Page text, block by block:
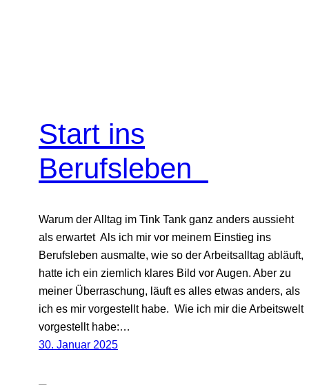
Start ins
Berufsleben
Warum der Alltag im Tink Tank ganz anders aussieht
als erwartet Als ich mir vor meinem Einstieg ins
Berufsleben ausmalte, wie so der Arbeitsalltag abläuft,
hatte ich ein ziemlich klares Bild vor Augen. Aber zu
meiner Überraschung, läuft es alles etwas anders, als
ich es mir vorgestellt habe. Wie ich mir die Arbeitswelt
vorgestellt habe:…
30. Januar 2025